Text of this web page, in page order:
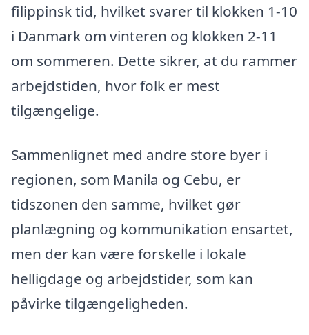
filippinsk tid, hvilket svarer til klokken 1-10
i Danmark om vinteren og klokken 2-11
om sommeren. Dette sikrer, at du rammer
arbejdstiden, hvor folk er mest
tilgængelige.
Sammenlignet med andre store byer i
regionen, som Manila og Cebu, er
tidszonen den samme, hvilket gør
planlægning og kommunikation ensartet,
men der kan være forskelle i lokale
helligdage og arbejdstider, som kan
påvirke tilgængeligheden.